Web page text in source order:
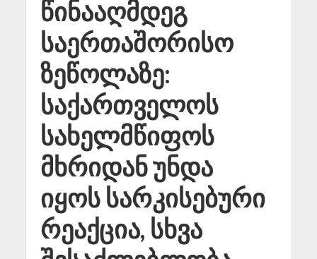
წინააღმდეგ
საერთაშორისო
ზეწოლაზე:
საქართველოს
სახელმწიფოს
მხრიდან უნდა
იყოს სარკისებური
რეაქცია, სხვა